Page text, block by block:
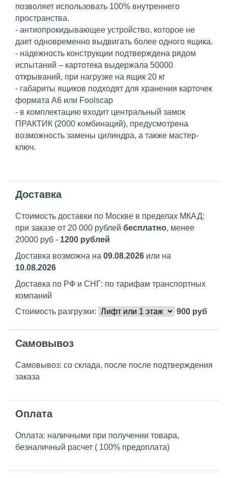
позволяет использовать 100% внутреннего
пространства.
- антиопрокидывающее устройство, которое не
дает одновременно выдвигать более одного ящика.
- надежность конструкции подтверждена рядом
испытаний – картотека выдержала 50000
открываний, при нагрузке на ящик 20 кг
- габариты ящиков подходят для хранения карточек
формата А6 или Foolscap
- в комплектацию входит центральный замок
ПРАКТИК (2000 комбинаций), предусмотрена
возможность замены цилиндра, а также мастер-
ключ.
Доставка
Стоимость доставки по Москве в пределах МКАД:
при заказе от 20 000 рублей бесплатно, менее
20000 руб - 1200 рублей
Доставка возможна на 09.08.2026 или на
10.08.2026
Доставка по РФ и СНГ: по тарифам транспортных
компаний
Стоимость разгрузки:
900 руб
Самовывоз
Самовывоз: со склада, после после подтверждения
заказа
Оплата
Оплата: наличными при получении товара,
безналичный расчет ( 100% предоплата)